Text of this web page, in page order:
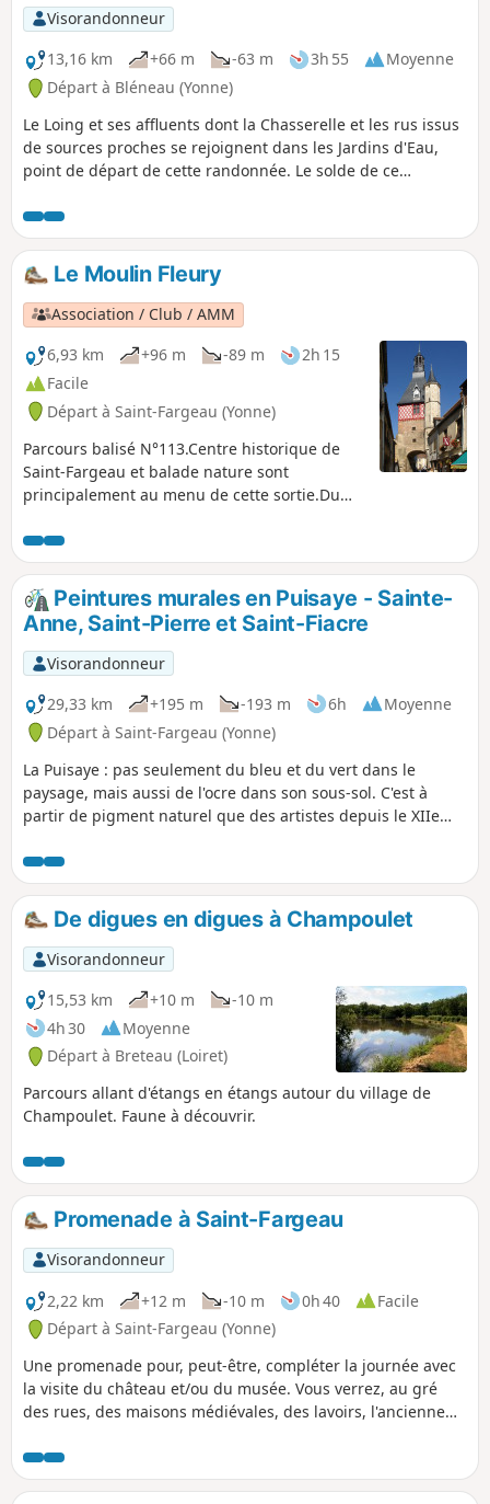
Visorandonneur
13,16 km
+66 m -63 m 3h 55
Moyenne
Départ à Bléneau (Yonne)
Le Loing et ses affluents dont la Chasserelle et les rus issus
de sources proches se rejoignent dans les Jardins d'Eau,
point de départ de cette randonnée. Le solde de ce
Le Moulin Fleury
Association / Club / AMM
6,93 km
+96 m -89 m
2h 15
Facile
Départ à Saint-Fargeau (Yonne)
Parcours balisé N°113.Centre historique de
Saint-Fargeau et balade nature sont
principalement au menu de cette sortie.Du
murales de la Chapelle Sainte-Anne en
passant par le Loing, promenade bucolique.
Peintures murales en Puisaye - Sainte-
Anne, Saint-Pierre et Saint-Fiacre
Visorandonneur
29,33 km
+195 m -193 m 6h
Moyenne
Départ à Saint-Fargeau (Yonne)
La Puisaye : pas seulement du bleu et du vert dans le
paysage, mais aussi de l'ocre dans son sous-sol. C'est à
partir de pigment naturel que des artistes depuis le XIIe
région. Cette randonnée permet d'en découvrir trois parmi
la quinzaine répertoriés à ce jour.Circuit sur de petites
routes envoûtantes...
De digues en digues à Champoulet
Visorandonneur
15,53 km
+10 m
-10 m
4h 30
Moyenne
Départ à Breteau (Loiret)
Parcours allant d'étangs en étangs autour du village de
Champoulet. Faune à découvrir.
Promenade à Saint-Fargeau
Visorandonneur
2,22 km
+12 m -10 m 0h 40
Facile
Départ à Saint-Fargeau (Yonne)
Une promenade pour, peut-être, compléter la journée avec
la visite du château et/ou du musée. Vous verrez, au gré
des rues, des maisons médiévales, des lavoirs, l'ancienne